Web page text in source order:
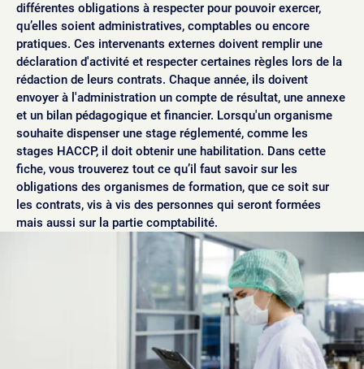
différentes obligations à respecter pour pouvoir exercer,
qu’elles soient administratives, comptables ou encore
pratiques. Ces intervenants externes doivent remplir une
déclaration d'activité et respecter certaines règles lors de la
rédaction de leurs contrats. Chaque année, ils doivent
envoyer à l'administration un compte de résultat, une annexe
et un bilan pédagogique et financier. Lorsqu'un organisme
souhaite dispenser une stage réglementé, comme les
stages HACCP, il doit obtenir une habilitation. Dans cette
fiche, vous trouverez tout ce qu’il faut savoir sur les
obligations des organismes de formation, que ce soit sur
les contrats, vis à vis des personnes qui seront formées
mais aussi sur la partie comptabilité.